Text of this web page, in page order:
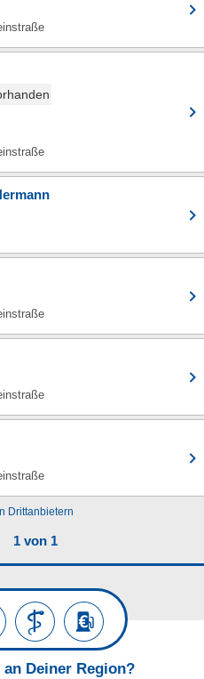
Drittanbietern
1 von 1
an Deiner Region?